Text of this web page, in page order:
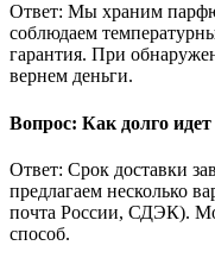
Ответ: Мы храним
соблюдаем
гарантия. При
вернем деньги.
Вопрос: Как долго идет
Ответ: Срок доставки
предлагаем несколько
почта России, СДЭК).
способ.